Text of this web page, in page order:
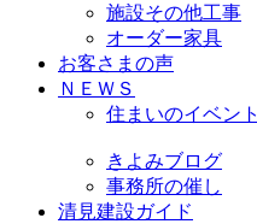
施設その他工事
オーダー家具
お客さまの声
ＮＥＷＳ
住まいのイベント
きよみブログ
事務所の催し
清見建設ガイド